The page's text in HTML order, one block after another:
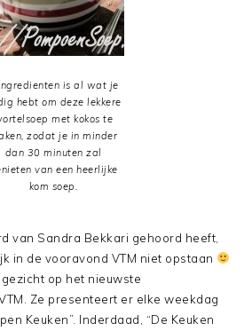
is al wat je
hebt om deze lekkere
met kokos te
zodat je in minder
dan 30 minuten zal
van een heerlijke
kom soep.
van Sandra Bekkari gehoord heeft,
in de vooravond VTM niet opstaan
op het nieuwste
Ze presenteert er elke weekdag
Keuken”. Inderdaad, “De Keuken